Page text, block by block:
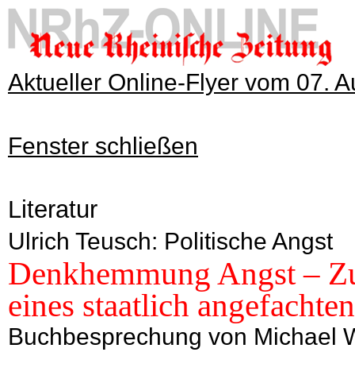
Aktueller Online-Flyer vom 07.
Fenster schließen
Literatur
Ulrich Teusch: Politische Angst
Denkhemmung Angst –
eines staatlich
Buchbesprechung von Michael